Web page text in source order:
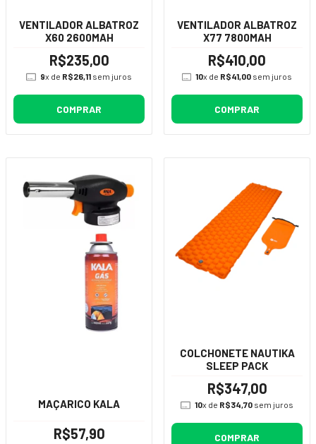
VENTILADOR ALBATROZ
X60 2600MAH
R$235,00
9x de R$26,11sem juros
COMPRAR
VENTILADOR ALBATROZ
X77 7800MAH
R$410,00
10x de R$41,00 sem juros
COMPRAR
MAÇARICO KALA
R$57,90
COLCHONETE NAUTIKA
SLEEP PACK
R$347,00
10x de R$34,70sem juros
COMPRAR